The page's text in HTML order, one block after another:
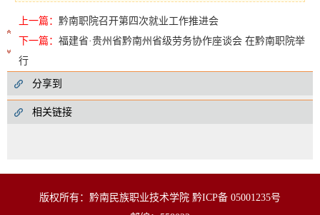
上一篇： 黔南职院召开第四次就业工作推进会
下一篇： 福建省·贵州省黔南州省级劳务协作座谈会 在黔南职院举
行
分享到
相关链接
版权所有：黔南民族职业技术学院 黔ICP备 05001235号